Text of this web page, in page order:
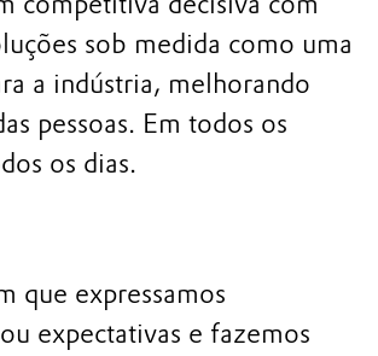
sob medida como uma
a indústria, melhorando
pessoas. Em todos os
os dias.
que expressamos
expectativas e fazemos